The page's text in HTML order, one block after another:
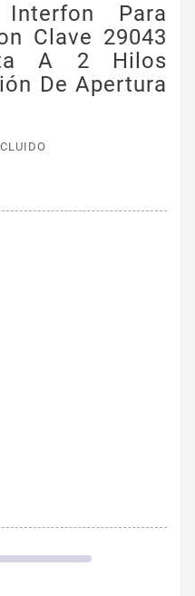
Para
Clave 29043
A 2 Hilos
De Apertura